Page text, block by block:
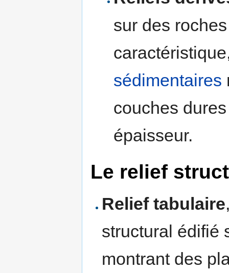
sur des
sédimentaires
couches
épaisseur.
Le relief
Relief tabulaire
structural édifié
montrant des